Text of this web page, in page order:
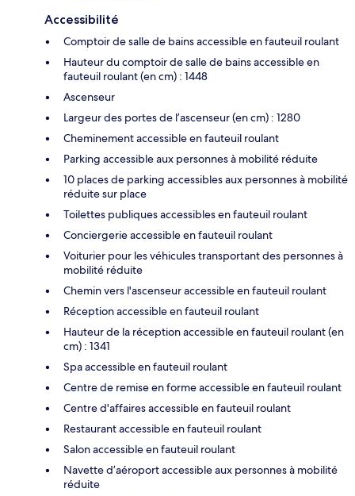
Accessibilité
Comptoir de salle de bains accessible en fauteuil roulant
Hauteur du comptoir de salle de bains accessible en
fauteuil roulant (en cm) : 1448
Ascenseur
Largeur des portes de l’ascenseur (en cm) : 1280
Cheminement accessible en fauteuil roulant
Parking accessible aux personnes à mobilité réduite
10 places de parking accessibles aux personnes à mobilité
réduite sur place
Toilettes publiques accessibles en fauteuil roulant
Conciergerie accessible en fauteuil roulant
Voiturier pour les véhicules transportant des personnes à
mobilité réduite
Chemin vers l'ascenseur accessible en fauteuil roulant
Réception accessible en fauteuil roulant
Hauteur de la réception accessible en fauteuil roulant (en
cm) : 1341
Spa accessible en fauteuil roulant
Centre de remise en forme accessible en fauteuil roulant
Centre d'affaires accessible en fauteuil roulant
Restaurant accessible en fauteuil roulant
Salon accessible en fauteuil roulant
Navette d’aéroport accessible aux personnes à mobilité
réduite